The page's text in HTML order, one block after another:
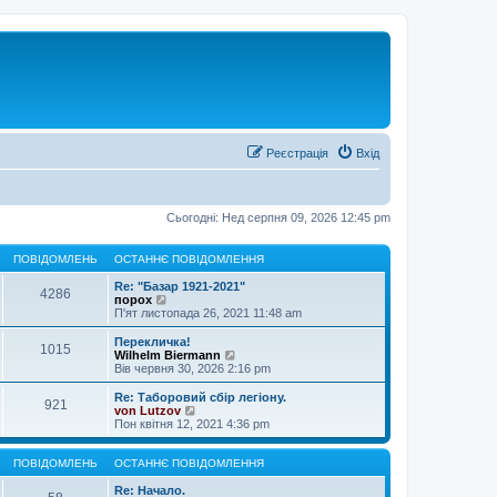
Вхід
Реєстрація
Сьогодні: Нед серпня 09, 2026 12:45 pm
ПОВІДОМЛЕНЬ ОСТАННЄ ПОВІДОМЛЕННЯ
4286
Re: "Базар 1921-2021"
порох
е
р
е
г
л
у
т
и
о
с
т
П'ят листопада 26, 2021 11:48 am
1015
Перекличка!
Wilhelm Biermann
е
р
е
л
н
у
т
Вів червня 30, 2026 2:16 pm
921
Re: Таборовий сбір легіону.
von Lutzov
е
р
е
г
л
Пон квітня 12, 2021 4:36 pm
ПОВІДОМЛЕНЬ ОСТАННЄ ПОВІДОМЛЕННЯ
Re: Начало.